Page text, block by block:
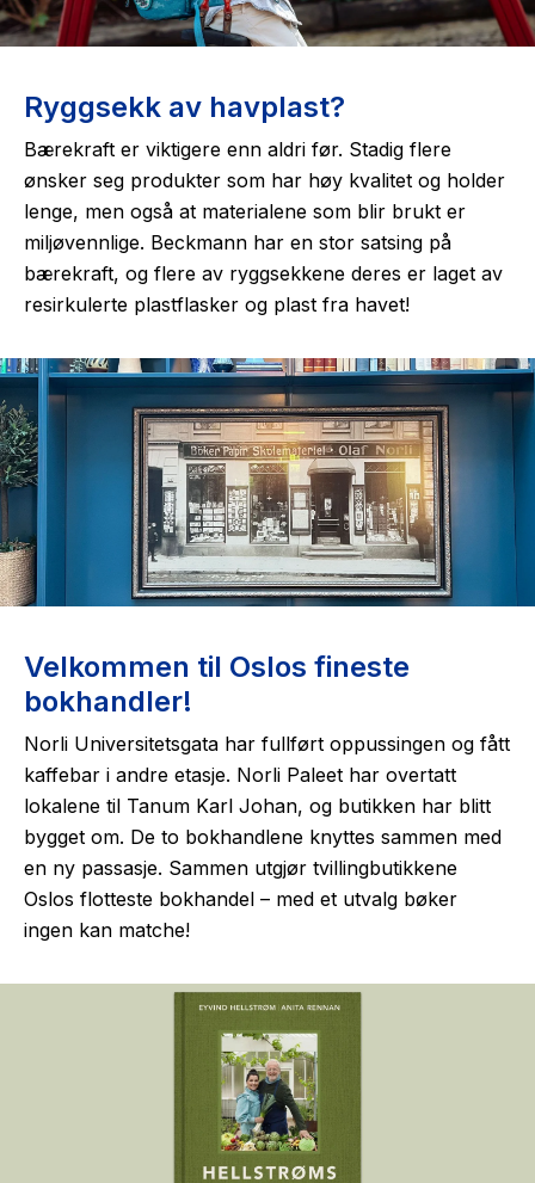
Ryggsekk av havplast?
Bærekraft er viktigere enn aldri før. Stadig flere
ønsker seg produkter som har høy kvalitet og holder
lenge, men også at materialene som blir brukt er
miljøvennlige. Beckmann har en stor satsing på
bærekraft, og flere av ryggsekkene deres er laget av
resirkulerte plastflasker og plast fra havet!
Velkommen til Oslos fineste
bokhandler!
Norli Universitetsgata har fullført oppussingen og fått
kaffebar i andre etasje. Norli Paleet har overtatt
lokalene til Tanum Karl Johan, og butikken har blitt
bygget om. De to bokhandlene knyttes sammen med
en ny passasje. Sammen utgjør tvillingbutikkene
Oslos flotteste bokhandel – med et utvalg bøker
ingen kan matche!